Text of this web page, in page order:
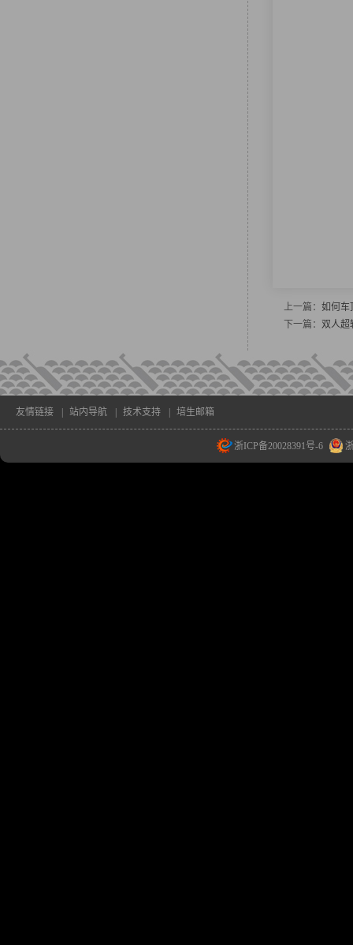
上一篇： 如何车
下一篇： 双人超
友情链接 站内导航 技术支持 培生邮箱
浙ICP备20028391号-6